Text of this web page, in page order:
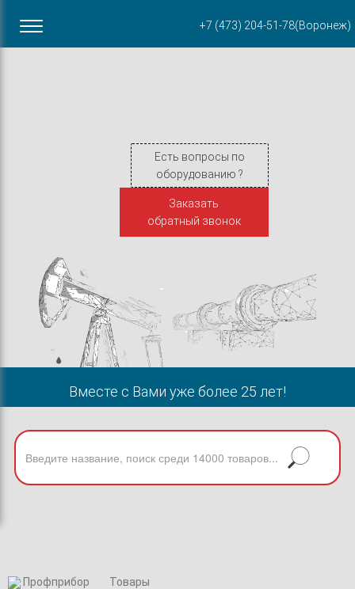
+7 (473) 204-51-78(Воронеж)
ул. Пирогова, 87Б
Есть вопросы по
оборудованию ?
Заказать
обратный звонок
Вместе с Вами уже более 25 лет!
Профприбор
Товары